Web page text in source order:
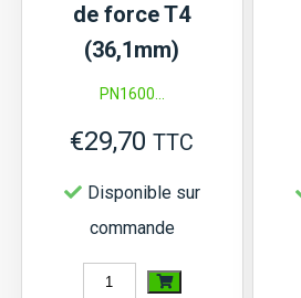
de force T4
(36,1mm)
PN1600...
€29,70 TTC
Disponible sur
commande
quantité